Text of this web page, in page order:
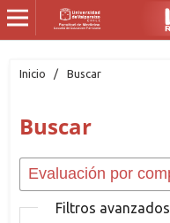
Inicio / Buscar
Buscar
Filtros avanzados